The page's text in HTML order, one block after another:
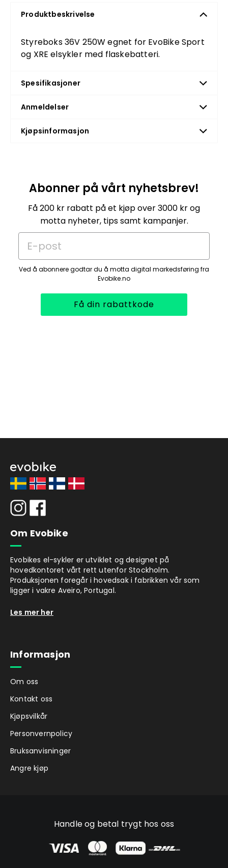
Produktbeskrivelse
Styreboks 36V 250W egnet for EvoBike Sport
og XRE elsykler med flaskebatteri.
Spesifikasjoner
Anmeldelser
Kjøpsinformasjon
Abonner på vårt nyhetsbrev!
Få 200 kr rabatt på et kjøp over 3000 kr og
motta nyheter, tips samt kampanjer.
E-post
Ved å abonnere godtar du å motta digital markedsføring fra
Evobike.no
Få din rabattkode
Om Evobike
Evobikes el-sykler er utviklet og designet på
hovedkontoret vårt rett utenfor Stockholm.
Produksjonen foregår i hovedsak i fabrikken vår som
ligger i vakre Aveiro, Portugal.
Les mer her
Informasjon
Om oss
Kontakt oss
Kjøpsvilkår
Personvernpolicy
Bruksanvisninger
Angre kjøp
Handle og betal trygt hos oss